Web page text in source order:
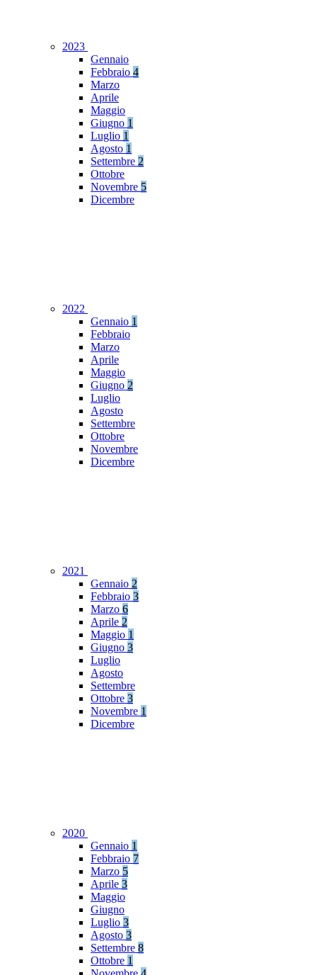
2023
Gennaio
Febbraio 4
Marzo
Aprile
Maggio
Giugno 1
Luglio 1
Agosto 1
Settembre 2
Ottobre
Novembre 5
Dicembre
2022
Gennaio 1
Febbraio
Marzo
Aprile
Maggio
Giugno 2
Luglio
Agosto
Settembre
Ottobre
Novembre
Dicembre
2021
Gennaio 2
Febbraio 3
Marzo 6
Aprile 2
Maggio 1
Giugno 3
Luglio
Agosto
Settembre
Ottobre 3
Novembre 1
Dicembre
2020
Gennaio 1
Febbraio 7
Marzo 5
Aprile 3
Maggio
Giugno
Luglio 3
Agosto 3
Settembre 8
Ottobre 1